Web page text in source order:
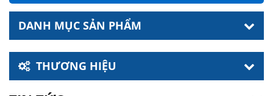
DANH MỤC SẢN PHẨM
THƯƠNG HIỆU